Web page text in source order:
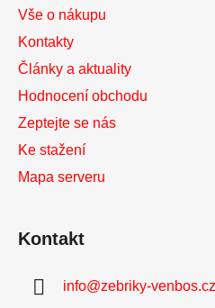
Vše o nákupu
Kontakty
Články a aktuality
Hodnocení obchodu
Zeptejte se nás
Ke stažení
Mapa serveru
Kontakt
info@zebriky-venbos.cz